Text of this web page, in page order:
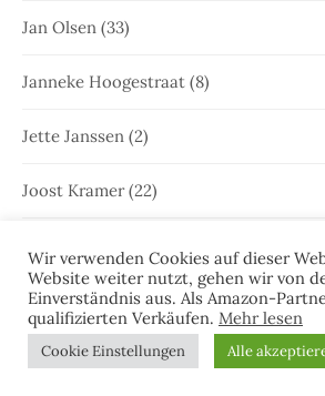
Jan Olsen (33)
Janneke Hoogestraat (8)
Jette Janssen (2)
Joost Kramer(22)
Juist(46)
Julia Brunjes(170)
Wir verwenden Cookies auf dieser
Website weiter nutzt, gehen wir von
Einverständnis aus. Als Amazon-
qualifizierten Verkäufen. Mehr lesen
Cookie Einstellungen Alle